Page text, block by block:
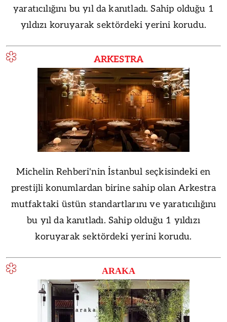
yaratıcılığını bu yıl da kanıtladı. Sahip olduğu 1
yıldızı koruyarak sektördeki yerini korudu.
ARKESTRA
Michelin Rehberi'nin İstanbul seçkisindeki en
prestijli konumlardan birine sahip olan Arkestra
mutfaktaki üstün standartlarını ve yaratıcılığını
bu yıl da kanıtladı. Sahip olduğu 1 yıldızı
koruyarak sektördeki yerini korudu.
ARAKA